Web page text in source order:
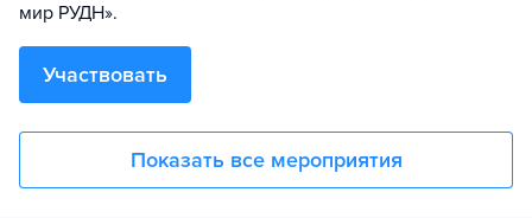
мир РУДН».
Участвовать
Показать все мероприятия